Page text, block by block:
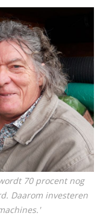
70 procent nog
Daarom investeren